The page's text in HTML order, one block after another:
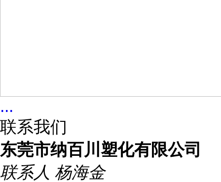
...
联系我们
东莞市纳百川塑化有限公司
联系人 杨海金